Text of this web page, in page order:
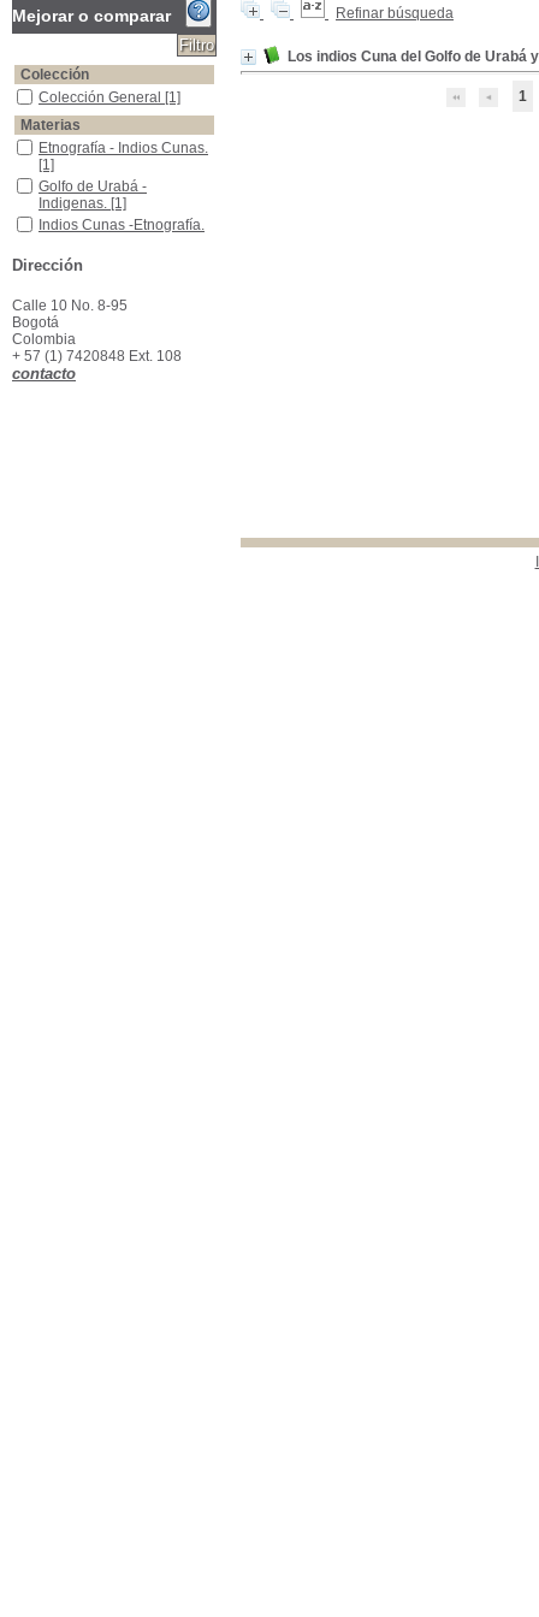
Refinar búsqueda
Los indios Cuna del Golfo de Urabá
1
Mejorar o comparar
Colección
Colección General
Colección General [1]
Materias
Etnografía - Indios Cunas.
Etnografía - Indios Cunas.
[1]
Golfo de Urabá - Indigenas.
Golfo de Urabá -
Indigenas. [1]
Indios Cunas -Etnografía.
Indios Cunas -Etnografía.
Dirección
Calle 10 No. 8-95
Bogotá
Colombia
+ 57 (1) 7420848 Ext. 108
contacto